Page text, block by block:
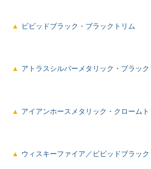
ビビッドブラック・ブラックトリム
アトラスシルバーメタリック・ブラック
アイアンホースメタリック・クロームト
ウィスキーファイア／ビビッドブラッ